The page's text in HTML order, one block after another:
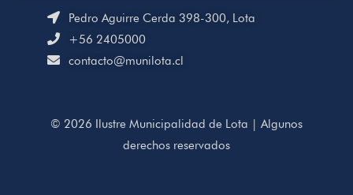
Pedro Aguirre Cerda 398-300, Lota
+56 2405000
contacto@munilota.cl
© 2026 Ilustre Municipalidad de Lota | Algunos
derechos reservados